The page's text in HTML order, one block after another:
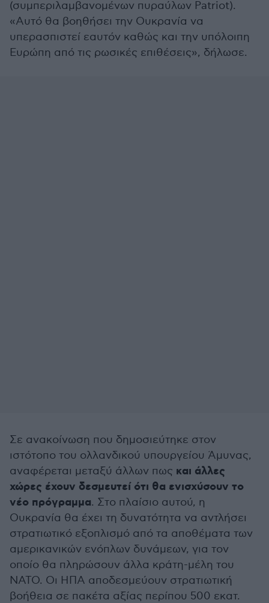
(συμπεριλαμβανομένων πυραύλων Patriot).
«Αυτό θα βοηθήσει την Ουκρανία να
υπερασπιστεί εαυτόν καθώς και την υπόλοιπη
Ευρώπη από τις ρωσικές επιθέσεις», δήλωσε.
Σε ανακοίνωση που δημοσιεύτηκε στον
ιστότοπο του ολλανδικού υπουργείου Άμυνας,
αναφέρεται μεταξύ άλλων πως και άλλες
χώρες έχουν δεσμευτεί ότι θα ενισχύσουν το
νέο πρόγραμμα. Στο πλαίσιο αυτού, η
Ουκρανία θα έχει τη δυνατότητα να αντλήσει
στρατιωτικό εξοπλισμό από τα αποθέματα των
αμερικανικών ενόπλων δυνάμεων, για τον
οποίο θα πληρώσουν άλλα κράτη-μέλη του
ΝΑΤΟ. Οι ΗΠΑ αποδεσμεύουν στρατιωτική
βοήθεια σε πακέτα αξίας περίπου 500 εκατ.